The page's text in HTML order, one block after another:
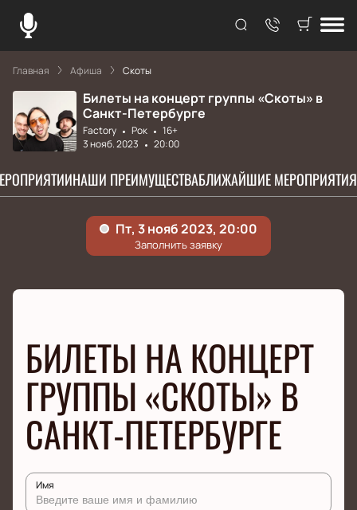
Главная Афиша Скоты
Билеты на концерт группы «Скоты» в
Санкт-Петербурге
Factory Рок
16+
3 нояб. 2023
20:00
НАШИ ПРЕИМУЩЕСТВАБЛИЖАЙШИЕ МЕРОПРИЯТИЯ
БИЛЕТЫ НА КОНЦЕРТ
ГРУППЫ «СКОТЫ» В
САНКТ-ПЕТЕРБУРГЕ
Имя